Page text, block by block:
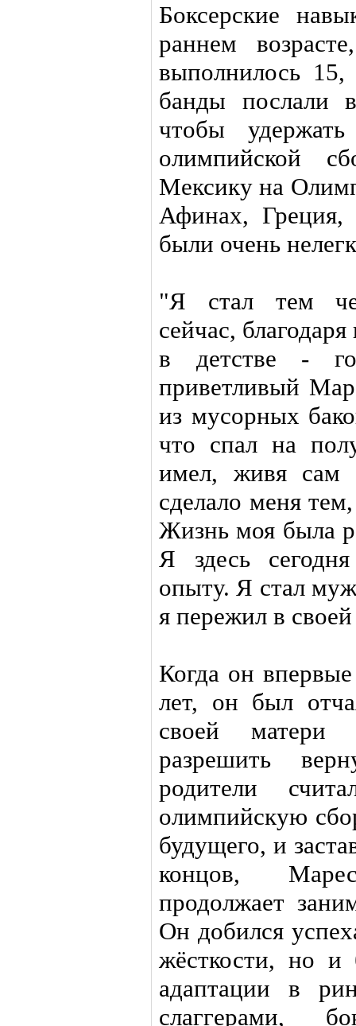
Боксерские
раннем
выполнилось
банды послали
чтобы
олимпийской
Мексику на
Афинах, Греция,
были очень
"Я стал тем
сейчас,
в детстве -
приветливый
из мусорных
что спал на
имел, живя
сделало меня
Жизнь моя была
Я здесь
опыту. Я стал
я пережил в
Когда он
лет, он был
своей матери
разрешить
родители
олимпийскую
будущего, и
концов,
продолжает
Он добился
жёсткости, но и
адаптации в
слаггерами,